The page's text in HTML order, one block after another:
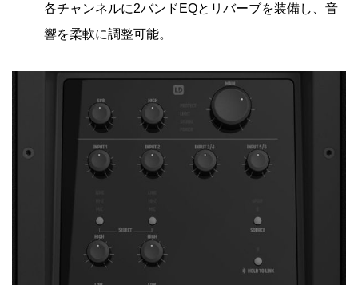
各チャンネルに2バンドEQとリバーブを装備し、音
響を柔軟に調整可能。